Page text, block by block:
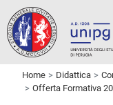
Home Didattica
Offerta Formativa